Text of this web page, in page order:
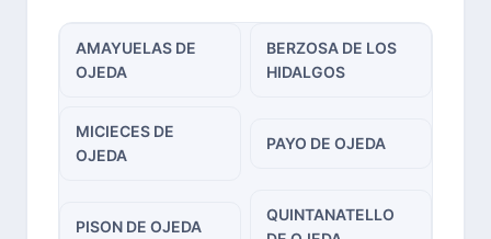
AMAYUELAS DE
OJEDA
BERZOSA DE LOS
HIDALGOS
MICIECES DE
OJEDA
PAYO DE OJEDA
PISON DE OJEDA
QUINTANATELLO